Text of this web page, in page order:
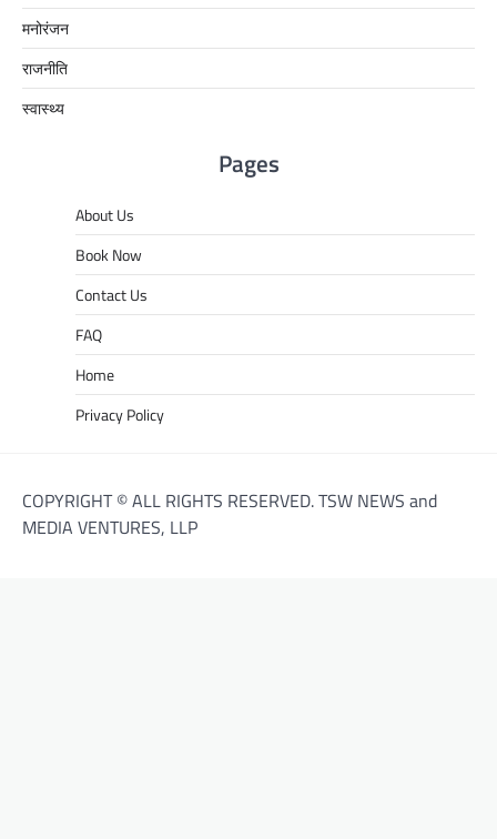
मनोरंजन
राजनीति
स्वास्थ्य
Pages
About Us
Book Now
Contact Us
FAQ
Home
Privacy Policy
COPYRIGHT © ALL RIGHTS RESERVED. TSW NEWS and
MEDIA VENTURES, LLP